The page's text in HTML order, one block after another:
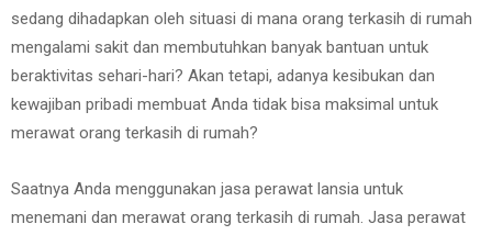
sedang dihadapkan oleh situasi di mana orang terkasih di rumah
mengalami sakit dan membutuhkan banyak bantuan untuk
beraktivitas sehari-hari? Akan tetapi, adanya kesibukan dan
kewajiban pribadi membuat Anda tidak bisa maksimal untuk
merawat orang terkasih di rumah?
Saatnya Anda menggunakan jasa perawat lansia untuk
menemani dan merawat orang terkasih di rumah. Jasa perawat